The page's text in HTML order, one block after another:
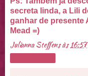
secreta linda, a Lili
ganhar de presente
Mead =)
Julianna Steffensàs16:57